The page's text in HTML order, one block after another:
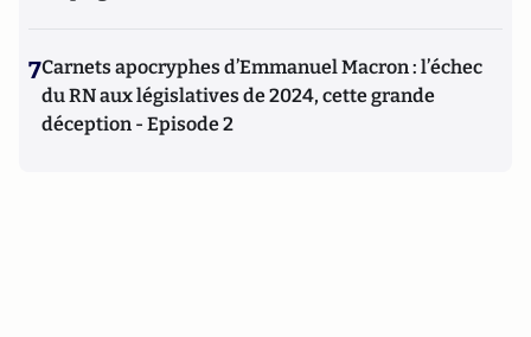
7Carnets apocryphes d’Emmanuel Macron : l’échec
du RN aux législatives de 2024, cette grande
déception - Episode 2